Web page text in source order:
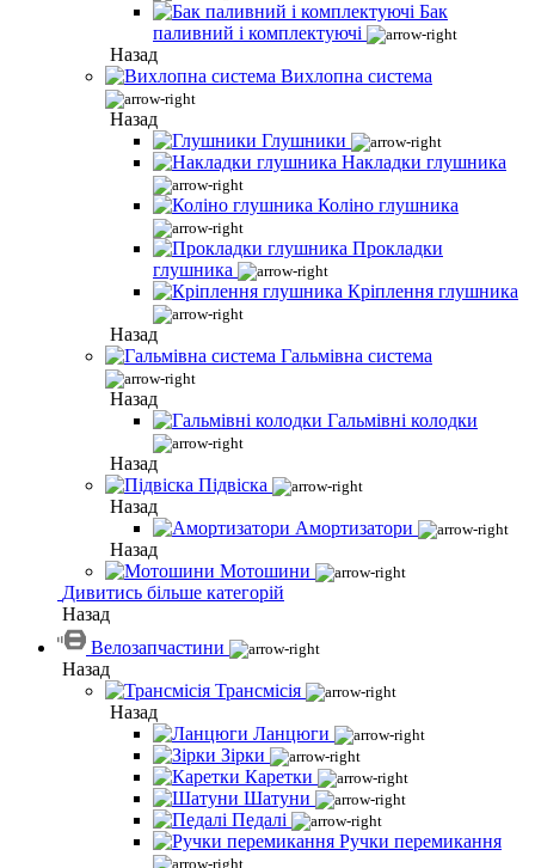
Бак
паливний і комплектуючі
Назад
Вихлопна система
Назад
Глушники
Накладки глушника
Коліно глушника
Прокладки
глушника
Кріплення глушника
Назад
Гальмівна система
Назад
Гальмівні колодки
Назад
Підвіска
Назад
Амортизатори
Назад
Мотошини
Дивитись більше категорій
Назад
Велозапчастини
Назад
Трансмісія
Назад
Ланцюги
Зірки
Каретки
Шатуни
Педалі
Ручки перемикання